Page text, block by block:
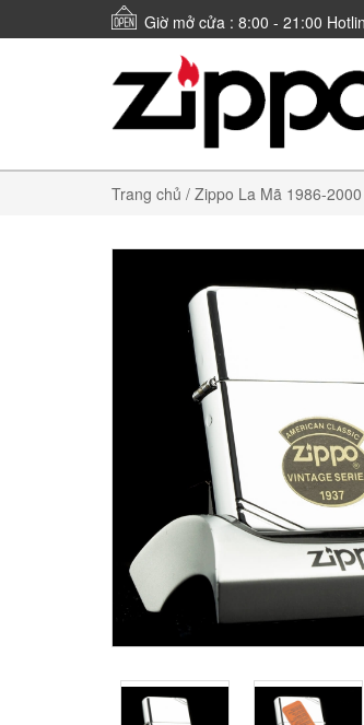
Giờ mở cửa : 8:00 - 21:00
Trang chủ / Zippo La Mã 1986-2000